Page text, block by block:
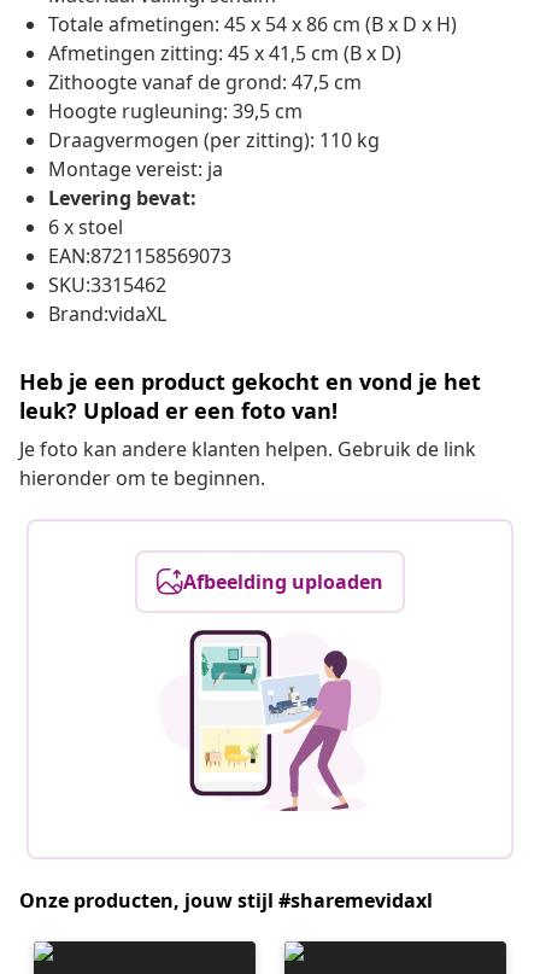
Totale afmetingen: 45 x 54 x 86 cm (B x D x H)
Afmetingen zitting: 45 x 41,5 cm (B x D)
Zithoogte vanaf de grond: 47,5 cm
Hoogte rugleuning: 39,5 cm
Draagvermogen (per zitting): 110 kg
Montage vereist: ja
Levering bevat:
6 x stoel
EAN:8721158569073
SKU:3315462
Brand:vidaXL
Heb je een product gekocht en vond je het
leuk? Upload er een foto van!
Je foto kan andere klanten helpen. Gebruik de link
hieronder om te beginnen.
Afbeelding uploaden
Onze producten, jouw stijl #sharemevidaxl